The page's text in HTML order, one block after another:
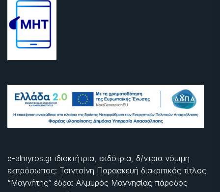
e-almyros.gr ιδιοκτήτρια, εκδότρια, δ/ντρια νόμιμη
εκπρόσωπος: Τσιντσίνη Παρασκευή διακριτικός τίτλος
“Μαγνήτης” έδρα: Αλμυρός Μαγνησίας πάροδος